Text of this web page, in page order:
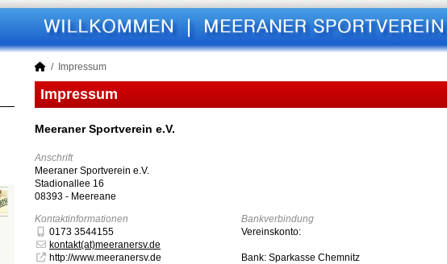
Impressum
Impressum
Meeraner Sportverein e.V.
Anschrift
Meeraner Sportverein e.V.
Stadionallee 16
08393 - Meereane
Kontaktinformationen
0173 3544155
kontakt(at)meeranersv.de
http://www.meeranersv.de
Bankverbindung
Vereinskonto:
Bank: Sparkasse Chemnitz